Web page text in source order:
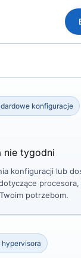
konfiguracje
nie tygodni
konfiguracji lub
procesora,
potrzebom.